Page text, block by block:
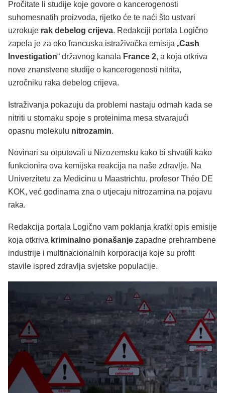
Pročitate li studije koje govore o kancerogenosti
suhomesnatih proizvoda, rijetko će te naći što ustvari
uzrokuje rak debelog crijeva. Redakciji portala Logično
zapela je za oko francuska istraživačka emisija „Cash
Investigation“ državnog kanala France 2, a koja otkriva
nove znanstvene studije o kancerogenosti nitrita,
uzročniku raka debelog crijeva.
Istraživanja pokazuju da problemi nastaju odmah kada se
nitriti u stomaku spoje s proteinima mesa stvarajući
opasnu molekulu nitrozamin.
Novinari su otputovali u Nizozemsku kako bi shvatili kako
funkcionira ova kemijska reakcija na naše zdravlje. Na
Univerzitetu za Medicinu u Maastrichtu, profesor Théo DE
KOK, već godinama zna o utjecaju nitrozamina na pojavu
raka.
Redakcija portala Logično vam poklanja kratki opis emisije
koja otkriva kriminalno ponašanje zapadne prehrambene
industrije i multinacionalnih korporacija koje su profit
stavile ispred zdravlja svjetske populacije.